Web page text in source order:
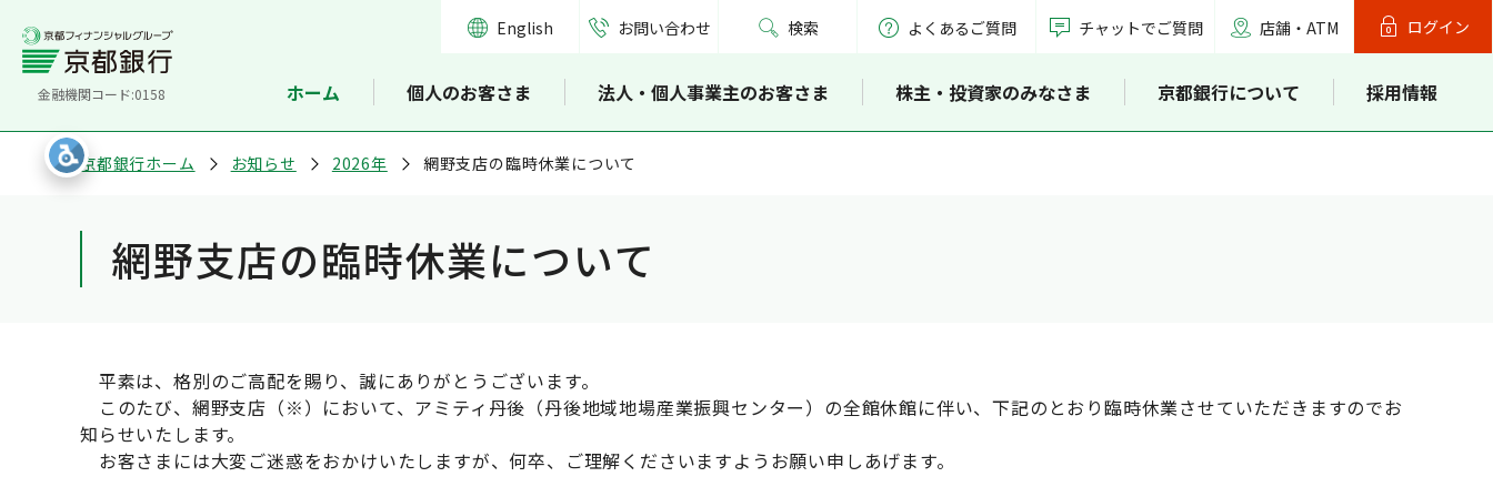
金融機関コード:0158
English お問い合わせ 検索 よくあるご質問 チャットでご質問 店舗・ATM ログイン
ホーム 個人のお客さま 法人・個人事業主のお客さま 株主・投資家のみなさま 京都銀行について 採用情報
京都銀行ホーム お知らせ 2026年 網野支店の臨時休業について
網野支店の臨時休業について
平素は、格別のご高配を賜り、誠にありがとうございます。
このたび、網野支店（※）において、アミティ丹後（丹後地域地場産業振興センター）の全館休館に伴い、下記のとおり臨時休業させていただきますのでお
知らせいたします。
お客さまには大変ご迷惑をおかけいたしますが、何卒、ご理解くださいますようお願い申しあげます。